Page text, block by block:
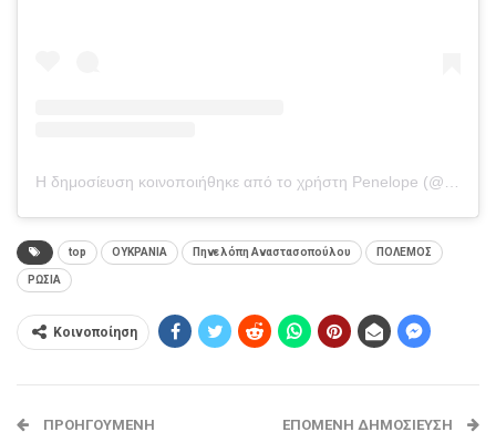
Η δημοσίευση κοινοποιήθηκε από το χρήστη Penelope (@penelopeanastasopoulou)
top ΟΥΚΡΑΝΙΑ Πηνελόπη Αναστασοπούλου ΠΟΛΕΜΟΣ
ΡΩΣΙΑ
Κοινοποίηση
ΠΡΟΗΓΟΎΜΕΝΗ ΕΠΌΜΕΝΗ ΔΗΜΟΣΊΕΥΣΗ